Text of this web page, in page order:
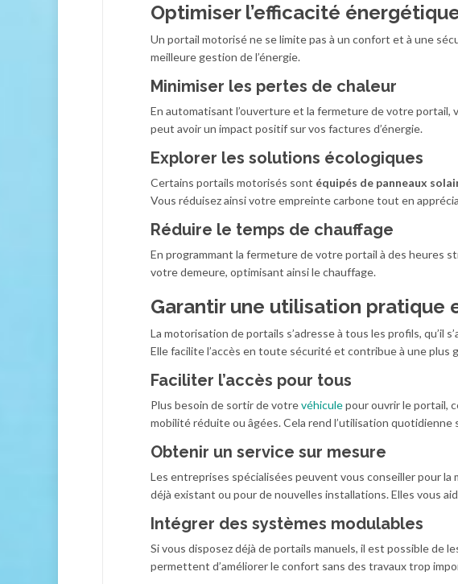
Optimiser l’efficacité
Un portail motorisé ne se limite pas à un confort et à une
meilleure gestion de l’énergie.
Minimiser les pertes de chaleur
En automatisant l’ouverture et la fermeture de votre portail,
peut avoir un impact positif sur vos factures d’énergie.
Explorer les solutions écologiques
Certains portails motorisés sont équipés de panneaux
Vous réduisez ainsi votre empreinte carbone tout en
Réduire le temps de chauffage
En programmant la fermeture de votre portail à des heures
votre demeure, optimisant ainsi le chauffage.
Garantir une utilisation pratique
La motorisation de portails s’adresse à tous les profils, qu’il
Elle facilite l’accès en toute sécurité et contribue à une plus
Faciliter l’accès pour tous
Plus besoin de sortir de votrevéhiculepour ouvrir le portail,
mobilité réduite ou âgées. Cela rend l’utilisation quotidienne
Obtenir un service sur mesure
Les entreprises spécialisées peuvent vous conseiller pour
déjà existant ou pour de nouvelles installations. Elles vous
Intégrer des systèmes modulables
Si vous disposez déjà de portails manuels, il est possible de
permettent d’améliorer le confort sans des travaux trop